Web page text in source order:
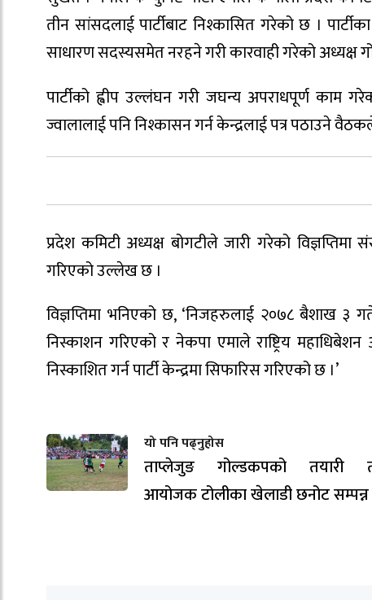
तीन सांसदलाई पार्टीबाट निश्कासित गरेको छ ।
साधारण सदस्यसमेत नरहने गरी कारवाही गरेको अध्यक्ष
पार्टीको ह्वीप उल्लंघन गरी जघन्य अपराधपूर्ण काम
ज्वालालाई पनि निश्कासन गर्न केन्द्रलाई पत्र पठाउने
प्रदेश कमिटी अध्यक्ष बोगटीले जारी गरेको
गरिएको उल्लेख छ ।
विज्ञप्तिमा भनिएको छ, ‘निजहरुलाई २०७८ बैशाख ३
निस्काशन गरिएको र नेकपा एमाले राष्ट्रिय
निस्काशित गर्न पार्टी केन्द्रमा सिफारिस गरिएको छ ।’
यो पनि पढ्नुहोस
ताप्लेजुङ गोल्डकपको तयारी
आयोजक टोलीका खेलाडी छनोट सम्पन्न